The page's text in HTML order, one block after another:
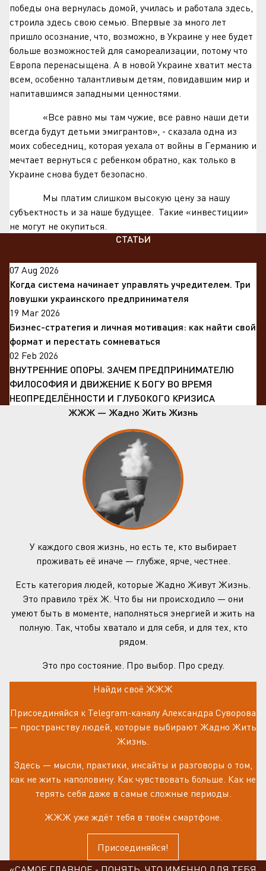
победы она вернулась домой, училась и работала здесь,
строила здесь свою семью. Впервые за много лет
пришло осознание, что, возможно, в Украине у нее будет
больше возможностей для самореализации, потому что
Европа перенасыщена. А в новой Украине хватит места
всем, особенно талантливым детям, повидавшим мир и
напитавшимся западными ценностями.
«Все равно мы там чужие, все равно наши дети
всегда будут детьми эмигрантов», - сказала одна из
моих собеседниц, которая уехала от войны в Германию и
мечтает вернуться с ребенком обратно, как только в
Украине снова будет безопасно.
Мы платим слишком высокую цену за нашу
субъектность и за наше будущее. Такие «инвестиции»
не могут не окупиться.
СТАТЬИ
07 Aug 2026
Когда система начинает управлять учредителем. Три
ловушки украинского предпринимателя
19 Mar 2026
Бизнес-стратегия и личная мотивация: как найти свой
формат и перестать сомневаться
02 Feb 2026
ВНУТРЕННИЕ ОПОРЫ. ЗАЧЕМ ПРЕДПРИНИМАТЕЛЮ
ФИЛОСОФИЯ И ДВИЖЕНИЕ К БОГУ ВО ВРЕМЯ
НЕОПРЕДЕЛЁННОСТИ И ГЛУБОКОГО КРИЗИСА
ЖЖЖ — Жадно Жить Жизнь
У каждого своя жизнь, но есть те, кто выбирает
проживать её иначе — глубже, ярче, честнее.
Есть категория людей, которые Жадно Живут Жизнь.
Это правило трёх Ж. Что бы ни происходило — они
умеют быть в моменте, наполняться энергией и жить на
полную. Так, чтобы хватало и для себя, и для тех, кто
рядом.
Это про состояние. Про выбор. Про среду.
Найди своё ЖЖЖ
Присоединяйся к Telegram-каналу Александра Суворова
— пространству людей, которые выбирают Жадно Жить
Жизнь.
Здесь — мысли, практики, инсайты и разговоры о том,
как не жить наполовину. Как чувствовать больше. Как не
терять себя даже в самые сложные периоды.
ЖЖЖ уже ждёт тебя в твоём смартфоне.
Присоединяйся!